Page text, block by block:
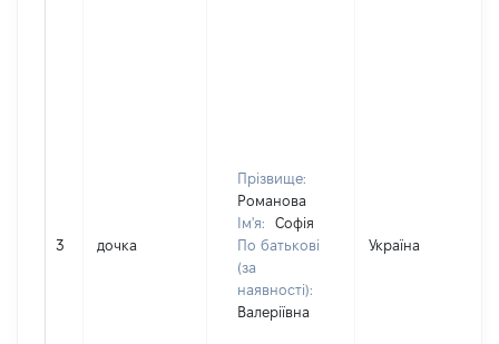
3 дочка
Прізвище:
Романова
Ім'я:
Софія
По батькові
(за
наявності):
Валеріївна
Україна